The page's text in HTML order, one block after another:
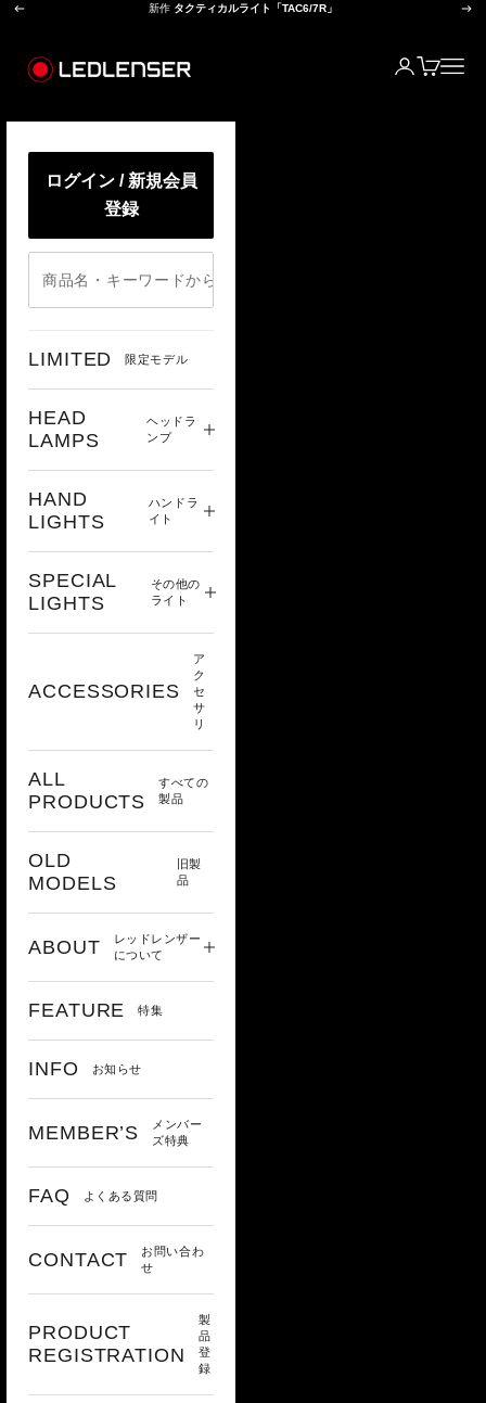
コンテンツへスキップ
前へ 新作 タクティカルライト「TAC6/7R」 次へ
ログイン
カートメニ
ログイン / 新規会員
登録
LIMITED 限定モデル
HEAD
LAMPS
ヘッドラ
ンプ
HAND
LIGHTS
ハンドラ
イト
SPECIAL
LIGHTS
その他の
ライト
ACCESSORIES
ア
ク
セ
サ
リ
ALL
PRODUCTS
すべての
製品
OLD
MODELS
旧製
品
ABOUT
レッドレンザー
について
FEATURE 特集
INFO お知らせ
MEMBER’S
メンバー
ズ特典
FAQ よくある質問
CONTACT
お問い合わ
せ
PRODUCT
REGISTRATION
製
品
登
録